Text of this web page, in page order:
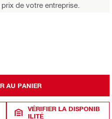
de votre entreprise.
AU PANIER
VÉRIFIER LA DISPONIB
ILITÉ